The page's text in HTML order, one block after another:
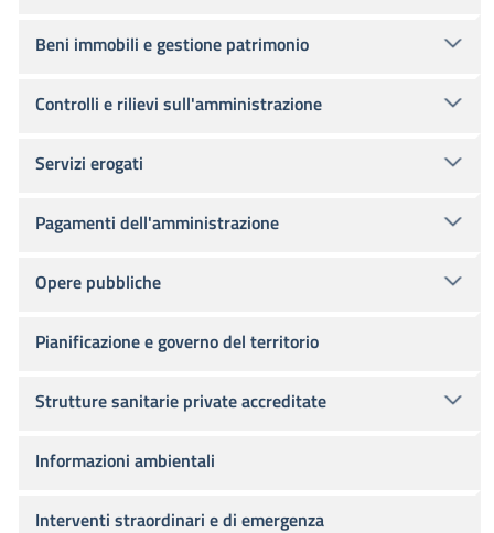
Beni immobili e gestione patrimonio
Controlli e rilievi sull'amministrazione
Servizi erogati
Pagamenti dell'amministrazione
Opere pubbliche
Pianificazione e governo del territorio
Strutture sanitarie private accreditate
Informazioni ambientali
Interventi straordinari e di emergenza